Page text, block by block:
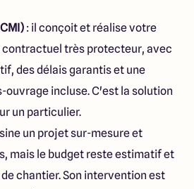
: il conçoit et réalise votre
contractuel très protecteur, avec
des délais garantis et une
ouvrage incluse. C'est la solution
un particulier.
un projet sur-mesure et
mais le budget reste estimatif et
chantier. Son intervention est